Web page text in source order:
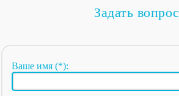
Задать вопрос
Ваше имя (*):